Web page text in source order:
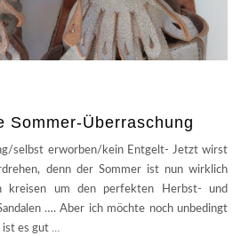
Sommer-Überraschung
selbst erworben/kein Entgelt- Jetzt wirst
denn der Sommer ist nun wirklich
kreisen um den perfekten Herbst- und
…. Aber ich möchte noch unbedingt
ist es gut …